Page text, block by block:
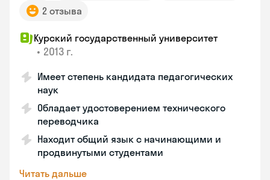
2 отзыва
Курский государственный университет
• 2013 г.
Имеет степень кандидата педагогических
наук
Обладает удостоверением технического
переводчика
Находит общий язык с начинающими и
продвинутыми студентами
Читать дальше